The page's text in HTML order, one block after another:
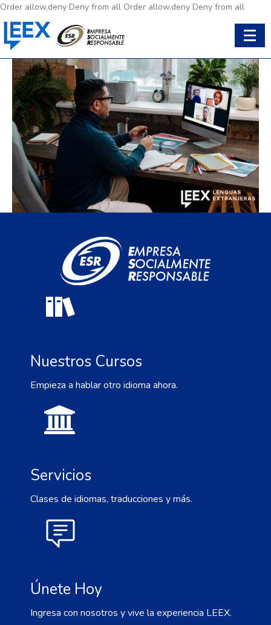
Order allow,deny Deny from all Order allow,deny Deny from all
Nuestros Cursos
Empieza a hablar otro idioma ahora.
Servicios
Clases de idiomas, traducciones y más.
Únete Hoy
Ingresa con nosotros y vive la experiencia LEEX.